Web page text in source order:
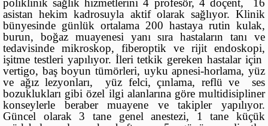
poliklinik sağlık hizmetlerini 4 profesör, 4 doçent, 16
asistan hekim kadrosuyla aktif olarak sağlıyor. Klinik
bünyesinde günlük ortalama 200 hastaya rutin kulak,
burun, boğaz muayenesi yanı sıra hastaların tanı ve
tedavisinde mikroskop, fiberoptik ve rijit endoskopi,
işitme testleri yapılıyor. İleri tetkik gereken hastalar için
vertigo, baş boyun tümörleri, uyku apnesi-horlama, yüz
ve ağız lezyonları, yüz felci, çınlama, reflü ve ses
bozuklukları gibi özel ilgi alanlarına göre multidisipliner
konseylerle beraber muayene ve takipler yapılıyor.
Güncel olarak 3 tane genel anestezi, 1 tane küçük